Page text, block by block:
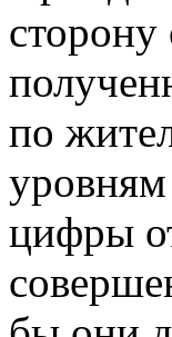
по
уровням
цифры